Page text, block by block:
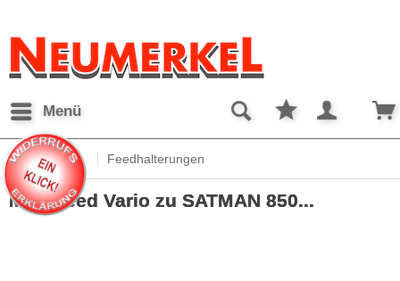
Menü
Übersicht Feedhalterungen
Multyfeed Vario zu SATMAN 850...